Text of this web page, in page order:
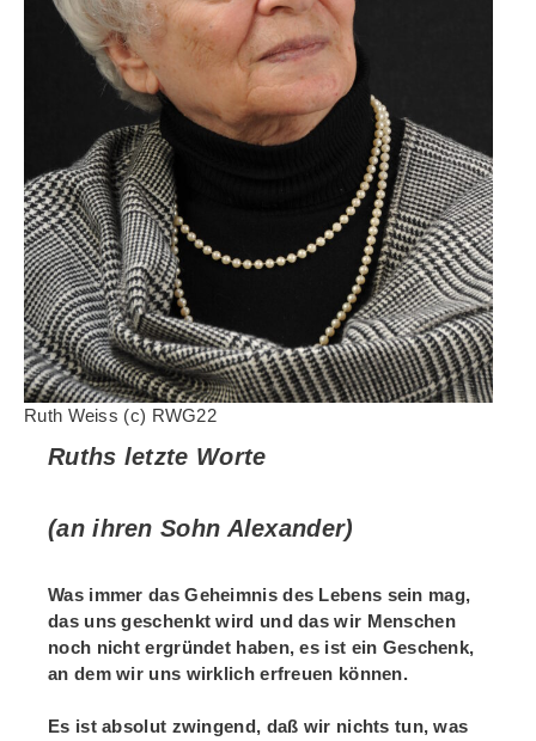
Ruth Weiss (c) RWG22
Ruths letzte Worte
(an ihren Sohn Alexander)
Was immer das Geheimnis des Lebens sein mag,
das uns geschenkt wird und das wir Menschen
noch nicht ergründet haben, es ist ein Geschenk,
an dem wir uns wirklich erfreuen können.
Es ist absolut zwingend, daß wir nichts tun, was